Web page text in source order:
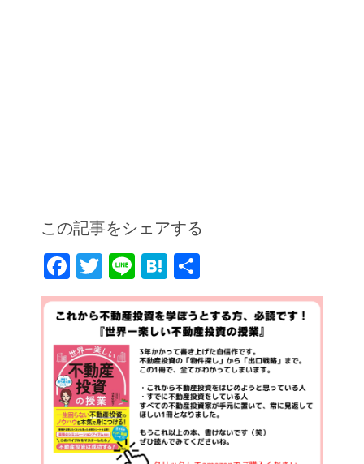
この記事をシェアする
F
a
c
e
b
o
o
k
T
w
itt
er
Li
n
e
H
at
e
n
a
有